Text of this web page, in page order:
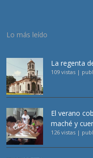
Lo más leído
La regenta
109 vistas |
El verano
maché y
126 vistas |